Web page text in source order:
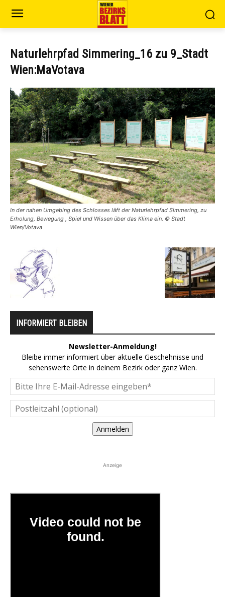
Naturlehrpfad Simmering_16 zu 9_Stadt
Wien:MaVotava
In der nahen Umgebing des Schlosses läft der Naturlehrpfad Simmering, zu
Erholung, Bewegung , Spiel und Wissen über das Klima ein. © Stadt
Wien/Votava
INFORMIERT BLEIBEN
Newsletter-Anmeldung!
Bleibe immer informiert über aktuelle Geschehnisse und
sehenswerte Orte in deinem Bezirk oder ganz Wien.
Anmelden
Anzeige